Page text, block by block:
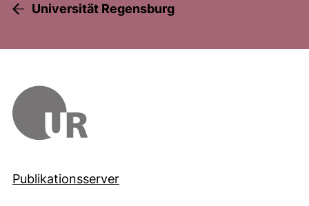
Universität Regensburg
Publikationsserver